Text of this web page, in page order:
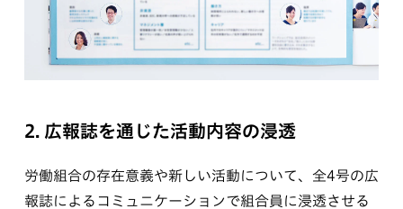
2. 広報誌を通じた活動内容の浸透
労働組合の存在意義や新しい活動について、全4号の広
報誌によるコミュニケーションで組合員に浸透させる